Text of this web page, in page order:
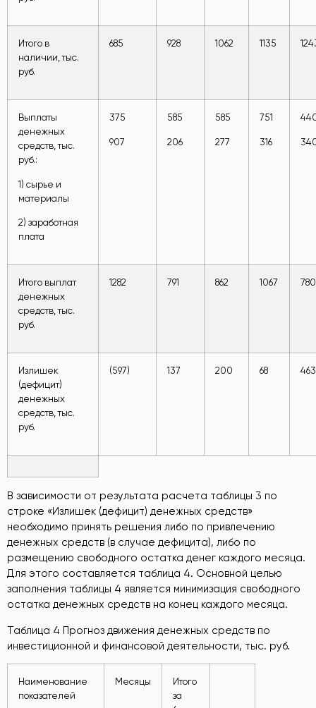
Итого в
наличии, тыс.
руб.
685 928 1062 1135
Выплаты
денежных
средств, тыс.
руб.:
1) сырье и
материалы
2) заработная
плата
375
907
585
206
585
277
751
316
Итого выплат
денежных
средств, тыс.
руб.
1282 791 862 1067 780
Излишек
(дефицит)
денежных
средств, тыс.
руб.
(597) 137 200 68 463
В зависимости от результата расчета таблицы 3 по
строке «Излишек (дефицит) денежных средств»
необходимо принять решения либо по привлечению
денежных средств (в случае дефицита), либо по
размещению свободного остатка денег каждого месяца.
Для этого составляется таблица 4. Основной целью
заполнения таблицы 4 является минимизация свободного
остатка денежных средств на конец каждого месяца.
Таблица 4 Прогноз движения денежных средств по
инвестиционной и финансовой деятельности, тыс. руб.
Наименование
показателей
Месяцы
Итого
за